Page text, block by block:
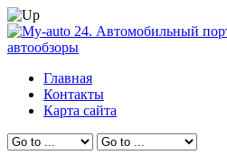
Главная
Контакты
Карта сайта